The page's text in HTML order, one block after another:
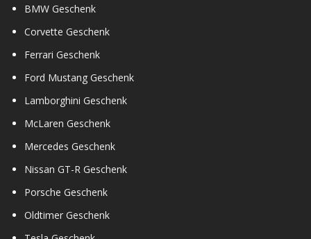
BMW Geschenk
Corvette Geschenk
Ferrari Geschenk
Ford Mustang Geschenk
Lamborghini Geschenk
McLaren Geschenk
Mercedes Geschenk
Nissan GT-R Geschenk
Porsche Geschenk
Oldtimer Geschenk